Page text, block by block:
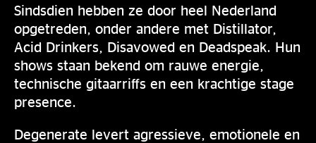
Sindsdien hebben ze door heel Nederland
opgetreden, onder andere met Distillator,
Acid Drinkers, Disavowed en Deadspeak. Hun
shows staan bekend om rauwe energie,
technische gitaarriffs en een krachtige stage
presence.
Degenerate levert agressieve, emotionele en